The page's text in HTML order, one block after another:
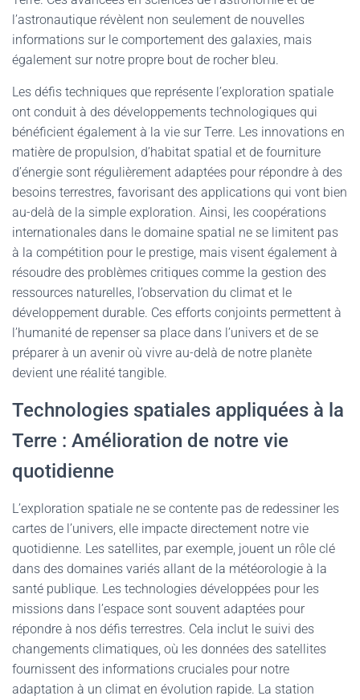
l’astronautique révèlent non seulement de nouvelles
informations sur le comportement des galaxies, mais
également sur notre propre bout de rocher bleu.
Les défis techniques que représente l’exploration spatiale
ont conduit à des développements technologiques qui
bénéficient également à la vie sur Terre. Les innovations en
matière de propulsion, d’habitat spatial et de fourniture
d’énergie sont régulièrement adaptées pour répondre à des
besoins terrestres, favorisant des applications qui vont bien
au-delà de la simple exploration. Ainsi, les coopérations
internationales dans le domaine spatial ne se limitent pas
à la compétition pour le prestige, mais visent également à
résoudre des problèmes critiques comme la gestion des
ressources naturelles, l’observation du climat et le
développement durable. Ces efforts conjoints permettent à
l’humanité de repenser sa place dans l’univers et de se
préparer à un avenir où vivre au-delà de notre planète
devient une réalité tangible.
Technologies spatiales appliquées à la
Terre : Amélioration de notre vie
quotidienne
L’exploration spatiale ne se contente pas de redessiner les
cartes de l’univers, elle impacte directement notre vie
quotidienne. Les satellites, par exemple, jouent un rôle clé
dans des domaines variés allant de la météorologie à la
santé publique. Les technologies développées pour les
missions dans l’espace sont souvent adaptées pour
répondre à nos défis terrestres. Cela inclut le suivi des
changements climatiques, où les données des satellites
fournissent des informations cruciales pour notre
adaptation à un climat en évolution rapide. La station